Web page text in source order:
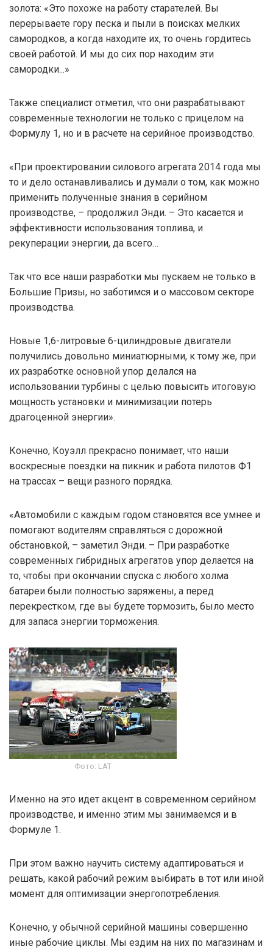
золота: «Это похоже на работу старателей. Вы
перерываете гору песка и пыли в поисках мелких
самородков, а когда находите их, то очень гордитесь
своей работой. И мы до сих пор находим эти
самородки...»
Также специалист отметил, что они разрабатывают
современные технологии не только с прицелом на
Формулу 1, но и в расчете на серийное производство.
«При проектировании силового агрегата 2014 года мы
то и дело останавливались и думали о том, как можно
применить полученные знания в серийном
производстве, – продолжил Энди. – Это касается и
эффективности использования топлива, и
рекуперации энергии, да всего…
Так что все наши разработки мы пускаем не только в
Большие Призы, но заботимся и о массовом секторе
производства.
Новые 1,6-литровые 6-цилиндровые двигатели
получились довольно миниатюрными, к тому же, при
их разработке основной упор делался на
использовании турбины с целью повысить итоговую
мощность установки и минимизации потерь
драгоценной энергии».
Конечно, Коуэлл прекрасно понимает, что наши
воскресные поездки на пикник и работа пилотов Ф1
на трассах – вещи разного порядка.
«Автомобили с каждым годом становятся все умнее и
помогают водителям справляться с дорожной
обстановкой, – заметил Энди. – При разработке
современных гибридных агрегатов упор делается на
то, чтобы при окончании спуска с любого холма
батареи были полностью заряжены, а перед
перекрестком, где вы будете тормозить, было место
для запаса энергии торможения.
Фото: LAT
Именно на это идет акцент в современном серийном
производстве, и именно этим мы занимаемся и в
Формуле 1.
При этом важно научить систему адаптироваться и
решать, какой рабочий режим выбирать в тот или иной
момент для оптимизации энергопотребления.
Конечно, у обычной серийной машины совершенно
иные рабочие циклы. Мы ездим на них по магазинам и